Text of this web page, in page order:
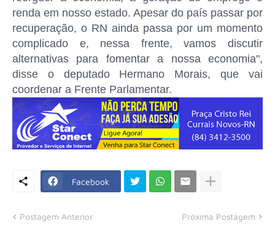
renda em nosso estado. Apesar do país passar por
recuperação, o RN ainda passa por um momento
complicado e, nessa frente, vamos discutir
alternativas para fomentar a nossa economia",
disse o deputado Hermano Morais, que vai
coordenar a Frente Parlamentar.
Facebook
Postagem Anterior Próxima Postagem